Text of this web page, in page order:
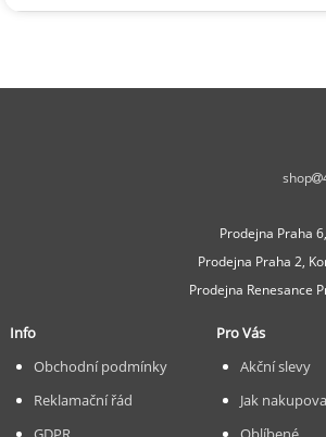
shop
Prodejna Praha 6,
Prodejna Praha 2,
Prodejna Renesance
Info
Obchodní podmínky
Reklamační řád
Pro Vás
Akční slevy
Jak